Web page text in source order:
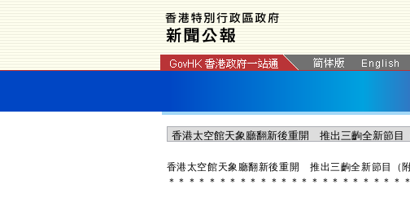
香港太空館天象廳翻新後重開 推出三齣全新節目（附
＊ ＊ ＊ ＊ ＊ ＊ ＊ ＊ ＊ ＊ ＊ ＊ ＊ ＊ ＊ ＊ ＊ ＊ ＊ ＊ ＊ ＊ ＊ ＊